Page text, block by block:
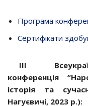
Програма
Сертифікати
ІІІ
конференція
історія та
Нагуєвичі, 2023 р.):